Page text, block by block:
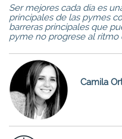
Ser mejores cada día es
principales de las pymes
barreras principales que
pyme no progrese al ritmo
Camila